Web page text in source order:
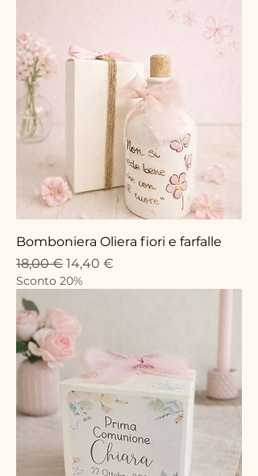
Bomboniera Oliera fiori e farfalle
Precio
18,00 € Precio de oferta
14,40 €
Sconto 20%